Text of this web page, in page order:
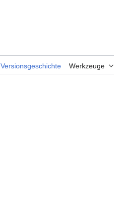
Versionsgeschichte Werkzeuge